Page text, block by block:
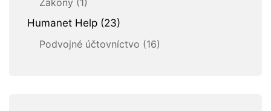
Humanet Help (23)
Podvojné účtovníctvo (16)